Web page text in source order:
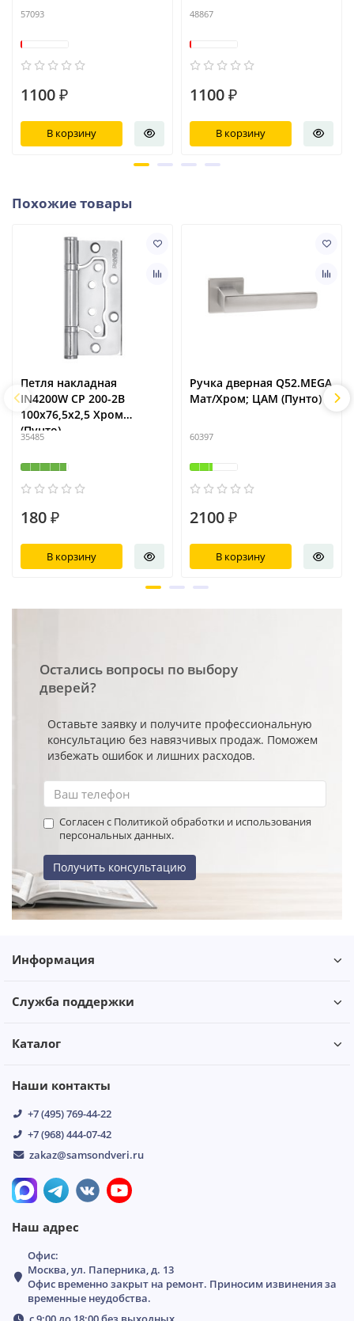
57093
1100 ₽
В корзину
48867
1100 ₽
В корзину
Похожие товары
Петля накладная
IN4200W CP 200-2B
100x76,5х2,5 Хром
(Пунто)
35485
180 ₽
В корзину
Ручка дверная Q52.MEGA
Мат/Хром; ЦАМ (Пунто)
60397
2100 ₽
В корзину
Остались вопросы по выбору
дверей?
Оставьте заявку и получите профессиональную
консультацию без навязчивых продаж. Поможем
избежать ошибок и лишних расходов.
Согласен с Политикой обработки и использования
персональных данных.
Получить консультацию
Информация
Служба поддержки
Каталог
Наши контакты
+7 (495) 769-44-22
+7 (968) 444-07-42
zakaz@samsondveri.ru
Наш адрес
Офис:
Москва, ул. Паперника, д. 13
Офис временно закрыт на ремонт. Приносим извинения за
временные неудобства.